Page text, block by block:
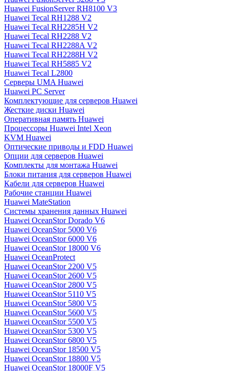
Huawei FusionServer RH8100 V3
Huawei Tecal RH1288 V2
Huawei Tecal RH2285H V2
Huawei Tecal RH2288 V2
Huawei Tecal RH2288A V2
Huawei Tecal RH2288H V2
Huawei Tecal RH5885 V2
Huawei Tecal L2800
Серверы UMA Huawei
Huawei PC Server
Комплектующие для серверов Huawei
Жесткие диски Huawei
Оперативная память Huawei
Процессоры Huawei Intel Xeon
KVM Huawei
Оптические приводы и FDD Huawei
Опции для серверов Huawei
Комплекты для монтажа Huawei
Блоки питания для серверов Huawei
Кабели для серверов Huawei
Рабочие станции Huawei
Huawei MateStation
Системы хранения данных Huawei
Huawei OceanStor Dorado V6
Huawei OceanStor 5000 V6
Huawei OceanStor 6000 V6
Huawei OceanStor 18000 V6
Huawei OceanProtect
Huawei OceanStor 2200 V5
Huawei OceanStor 2600 V5
Huawei OceanStor 2800 V5
Huawei OceanStor 5110 V5
Huawei OceanStor 5800 V5
Huawei OceanStor 5600 V5
Huawei OceanStor 5500 V5
Huawei OceanStor 5300 V5
Huawei OceanStor 6800 V5
Huawei OceanStor 18500 V5
Huawei OceanStor 18800 V5
Huawei OceanStor 18000F V5